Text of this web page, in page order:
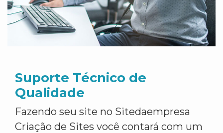
Suporte Técnico de
Qualidade
Fazendo seu site no Sitedaempresa
Criação de Sites você contará com um